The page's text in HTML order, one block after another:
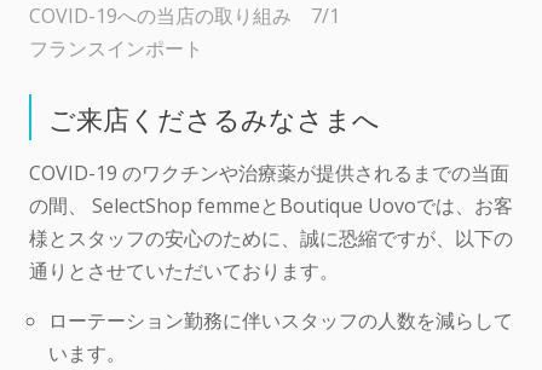
COVID-19への当店の取り組み 7/1
フランスインポート
ご来店くださるみなさまへ
COVID-19 のワクチンや治療薬が提供されるまでの当面
の間、 SelectShop femmeとBoutique Uovoでは、お客
様とスタッフの安心のために、誠に恐縮ですが、以下の
通りとさせていただいております。
ローテーション勤務に伴いスタッフの人数を減らして
います。